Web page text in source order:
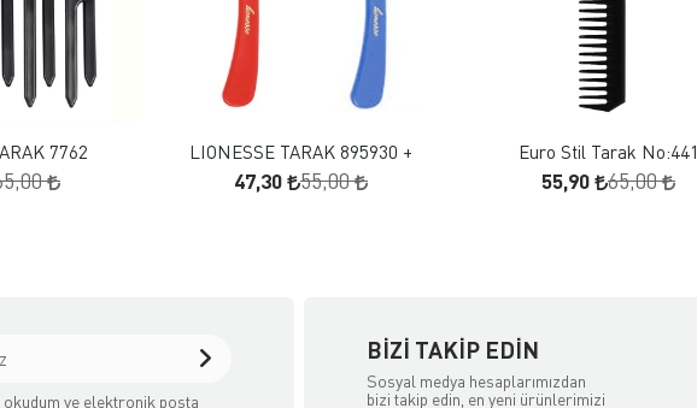
EKLE
EKLE
7762
FAVORILERE EKLE
SEPETE EKLE
LIONESSE TARAK 895930 +
47,30 55,00
FAVORILERE EKLE
SEPETE EKLE
Euro Stil Tarak No:441
55,90 65,00
okudum ve elektronik posta
BIZI TAKIP EDIN
Sosyal medya hesaplarımızdan
bizi takip edin, en yeni ürünlerimizi